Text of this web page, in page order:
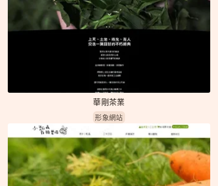
華剛茶業
形象網站